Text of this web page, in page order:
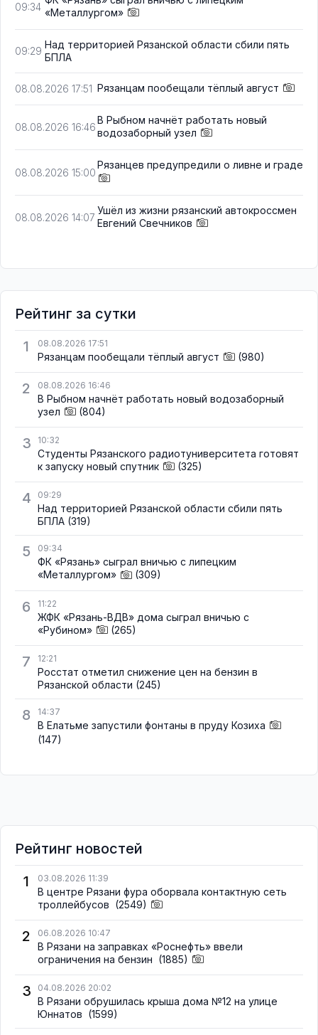
09:34 «Металлургом»
09:29
Над территорией Рязанской области сбили пять
БПЛА
08.08.2026 17:51 Рязанцам пообещали тёплый август
08.08.2026 16:46
В Рыбном начнёт работать новый
водозаборный узел
08.08.2026 15:00
Рязанцев предупредили о ливне и граде
08.08.2026 14:07
Ушёл из жизни рязанский автокроссмен
Евгений Свечников
Рейтинг за сутки
1
08.08.2026 17:51
Рязанцам пообещали тёплый август (980)
2 08.08.2026 16:46
В Рыбном начнёт работать новый водозаборный
узел
(804)
3 10:32
Студенты Рязанского радиотуниверситета готовят
к запуску новый спутник
(325)
4 09:29
Над территорией Рязанской области сбили пять
БПЛА (319)
5 09:34
ФК «Рязань» сыграл вничью с липецким
«Металлургом»
(309)
6 11:22
ЖФК «Рязань-ВДВ» дома сыграл вничью с
«Рубином»
(265)
7 12:21
Росстат отметил снижение цен на бензин в
Рязанской области (245)
8 14:37
В Елатьме запустили фонтаны в пруду Козиха
(147)
Рейтинг новостей
1
03.08.2026 11:39
В центре Рязани фура оборвала контактную сеть
троллейбусов (2549)
2 06.08.2026 10:47
В Рязани на заправках «Роснефть» ввели
ограничения на бензин (1885)
3 04.08.2026 20:02
В Рязани обрушилась крыша дома №12 на улице
Юннатов (1599)